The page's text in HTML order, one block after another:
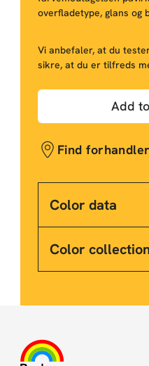
overfladetype, glans og
Vi anbefaler, at du
sikre, at du er tilfreds
Add
Find forhandler
Color data
Color